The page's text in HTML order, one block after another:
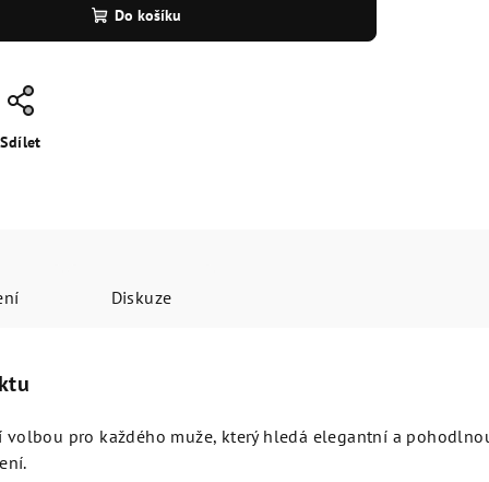
Do košíku
Sdílet
Diskuze
pro každého muže, který hledá elegantní a